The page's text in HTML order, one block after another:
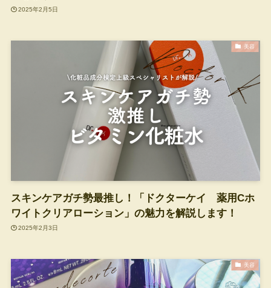
2025年2月5日
美容
スキンケアガチ勢最推し！「ドクターケイ 薬用Cホ
ワイトクリアローション」の魅力を解説します！
2025年2月3日
美容